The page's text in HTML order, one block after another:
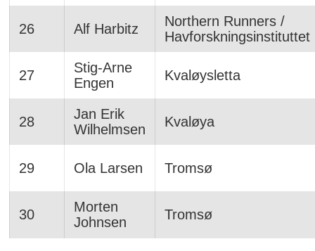
26 Alf Harbitz
Northern Runners /
Havforskningsinstituttet
27
Stig-Arne
Engen
Kvaløysletta
28
Jan Erik
Wilhelmsen
Kvaløya
29 Ola Larsen Tromsø
30
Morten
Johnsen
Tromsø